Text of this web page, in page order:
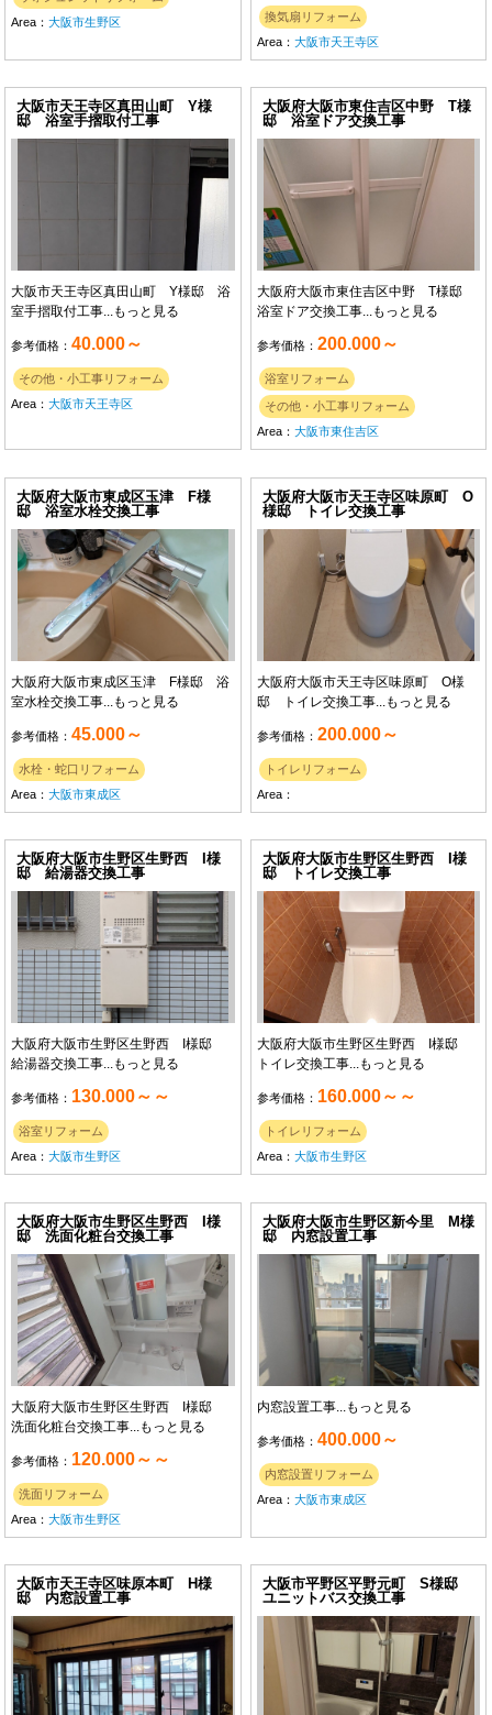
Area：大阪市生野区
換気扇リフォーム
Area：大阪市天王寺区
大阪市天王寺区真田山町 Y様
邸 浴室手摺取付工事
大阪市天王寺区真田山町 Y様邸 浴
室手摺取付工事...もっと見る
参考価格：40.000～
その他・小工事リフォーム
Area：大阪市天王寺区
大阪府大阪市東住吉区中野 T様
邸 浴室ドア交換工事
大阪府大阪市東住吉区中野 T様邸
浴室ドア交換工事...もっと見る
参考価格：200.000～
浴室リフォーム
その他・小工事リフォーム
Area：大阪市東住吉区
大阪府大阪市東成区玉津 F様
邸 浴室水栓交換工事
大阪府大阪市東成区玉津 F様邸 浴
室水栓交換工事...
もっと見る
参考価格：45.000～
水栓・蛇口リフォーム
Area：大阪市東成区
大阪府大阪市天王寺区味原町 O
様邸 トイレ交換工事
大阪府大阪市天王寺区味原町 O様
邸 トイレ交換工事...
もっと見る
参考価格：200.000～
トイレリフォーム
Area：
大阪府大阪市生野区生野西 I様
邸 給湯器交換工事
大阪府大阪市生野区生野西 I様邸
給湯器交換工事...もっと見る
参考価格： 130.000～～
浴室リフォーム
Area：大阪市生野区
大阪府大阪市生野区生野西 I様
邸 トイレ交換工事
大阪府大阪市生野区生野西 I様邸
トイレ交換工事...もっと見る
参考価格： 160.000～～
トイレリフォーム
Area：大阪市生野区
大阪府大阪市生野区生野西 I様
邸 洗面化粧台交換工事
大阪府大阪市生野区生野西 I様邸
洗面化粧台交換工事...
もっと見る
参考価格： 120.000～～
洗面リフォーム
Area：大阪市生野区
大阪府大阪市生野区新今里 M様
邸 内窓設置工事
内窓設置工事... もっと見る
参考価格：400.000～
内窓設置リフォーム
Area：大阪市東成区
大阪市天王寺区味原本町 H様
邸 内窓設置工事
大阪市平野区平野元町 S様邸
ユニットバス交換工事